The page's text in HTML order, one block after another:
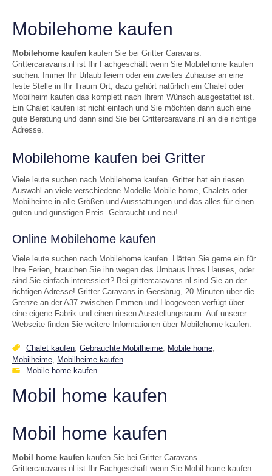
Mobilehome kaufen
Mobilehome kaufen kaufen Sie bei Gritter Caravans.
Grittercaravans.nl ist Ihr Fachgeschäft wenn Sie Mobilehome kaufen
suchen. Immer Ihr Urlaub feiern oder ein zweites Zuhause an eine
feste Stelle in Ihr Traum Ort, dazu gehört natürlich ein Chalet oder
Mobilheim kaufen das komplett nach Ihrem Wünsch ausgestattet ist.
Ein Chalet kaufen ist nicht einfach und Sie möchten dann auch eine
gute Beratung und dann sind Sie bei Grittercaravans.nl an die richtige
Adresse.
Mobilehome kaufen bei Gritter
Viele leute suchen nach Mobilehome kaufen. Gritter hat ein riesen
Auswahl an viele verschiedene Modelle Mobile home, Chalets oder
Mobilheime in alle Größen und Ausstattungen und das alles für einen
guten und günstigen Preis. Gebraucht und neu!
Online Mobilehome kaufen
Viele leute suchen nach Mobilehome kaufen. Hätten Sie gerne ein für
Ihre Ferien, brauchen Sie ihn wegen des Umbaus Ihres Hauses, oder
sind Sie einfach interessiert? Bei grittercaravans.nl sind Sie an der
richtigen Adresse! Gritter Caravans in Geesbrug, 20 Minuten über die
Grenze an der A37 zwischen Emmen und Hoogeveen verfügt über
eine eigene Fabrik und einen riesen Ausstellungsraum. Auf unserer
Webseite finden Sie weitere Informationen über Mobilehome kaufen.
Chalet kaufen Gebrauchte Mobilheime Mobile home
Mobilheime Mobilheime kaufen
Mobile home kaufen
Mobil home kaufen
Mobil home kaufen
Mobil home kaufen kaufen Sie bei Gritter Caravans.
Grittercaravans.nl ist Ihr Fachgeschäft wenn Sie Mobil home kaufen